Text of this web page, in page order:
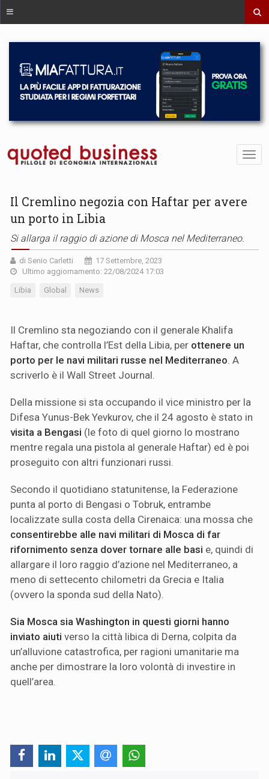
Il Cremlino negozia con Haftar per avere
un porto in Libia
Si allarga il raggio di azione di Mosca nel Mediterraneo.
di Senio Carletti
17 Settembre, 2023
Ultimo aggiornamento: 22/08/2024 17:03
Libia Global News
Il Cremlino sta negoziando con il generale Khalifa
Haftar, che controlla l’Est della Libia, per ottenere un
porto per le navi militari russe nel Mediterraneo . A
scriverlo è il Wall Street Journal.
Della missione si sta occupando il vice ministro per la
Difesa Yunus-Bek Yevkurov, che il 24 agosto è stato in
visita a Bengasi (le foto di quel giorno lo mostrano
mentre regala una pistola al generale Haftar) ed è poi
proseguito con altri funzionari russi.
Secondo il quotidiano statunitense, la Federazione
punta al porto di Bengasi o Tobruk, entrambe
localizzate sulla costa della Cirenaica: una mossa che
consentirebbe alle navi militari di Mosca di far
rifornimento senza dover tornare alle basi e, quindi di
allargare il loro raggio d’azione nel Mediterraneo, a
meno di settecento chilometri da Grecia e Italia
(ovvero la sponda sud della Nato).
Sia Mosca sia Washington in questi giorni hanno
inviato aiuti verso la città libica di Derna, colpita da
un’alluvione catastrofica, per ragioni umanitarie ma
anche per dimostrare la loro volontà di investire in
quell’area.